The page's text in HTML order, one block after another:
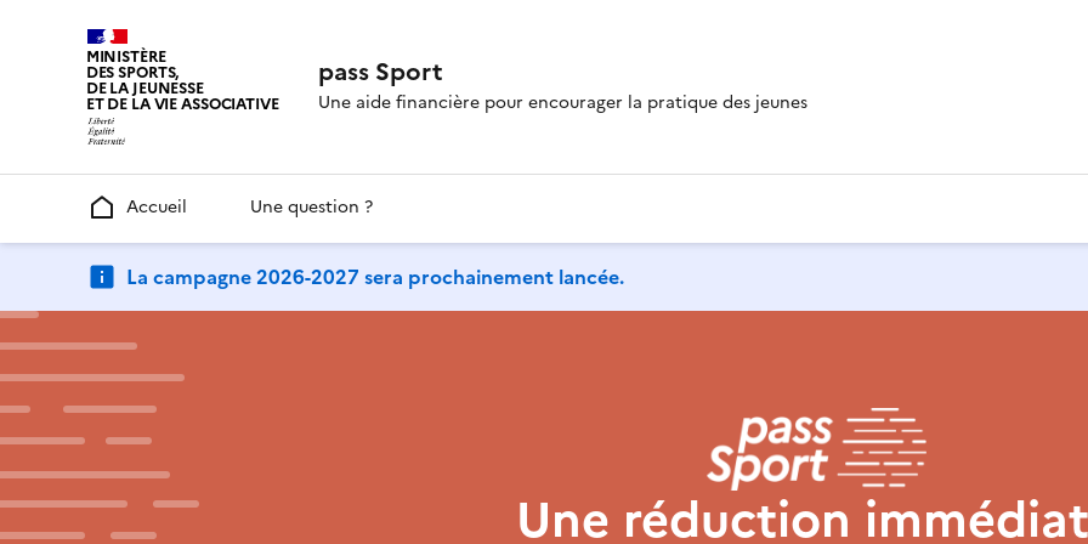
MINISTÈRE
DES SPORTS,
DE LA JEUNESSE
ET DE LA VIE ASSOCIATIVE
pass Sport
Une aide financière pour encourager la pratique des jeunes
Accueil Une question ?
La campagne 2026-2027 sera prochainement lancée.
Une réduction